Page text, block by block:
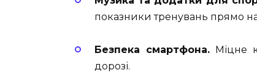
показники тренувань прямо
Безпека смартфона. Міцне
дорозі.